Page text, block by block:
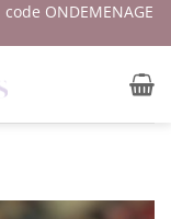
code ONDEMENAGE